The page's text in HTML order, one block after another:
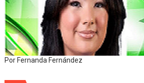
Por Fernanda Fernández